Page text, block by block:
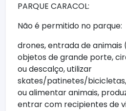
PARQUE CARACOL:
Não é permitido no parque:
drones, entrada de
objetos de grande porte,
ou descalço, utilizar
skates/patinetes/
ou alimentar animais,
entrar com recipientes de